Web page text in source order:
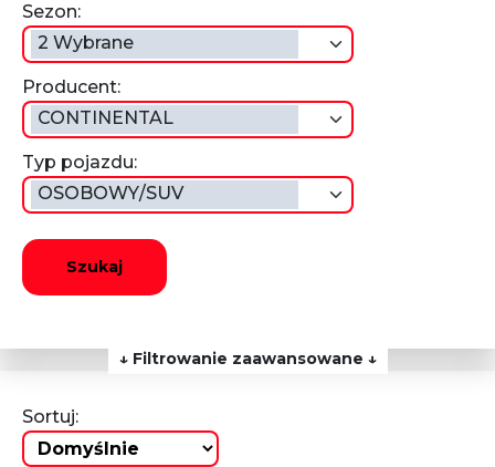
Sezon:
2 Wybrane
Producent:
CONTINENTAL
Typ pojazdu:
OSOBOWY/SUV
Szukaj
↓ Filtrowanie zaawansowane ↓
Sortuj: